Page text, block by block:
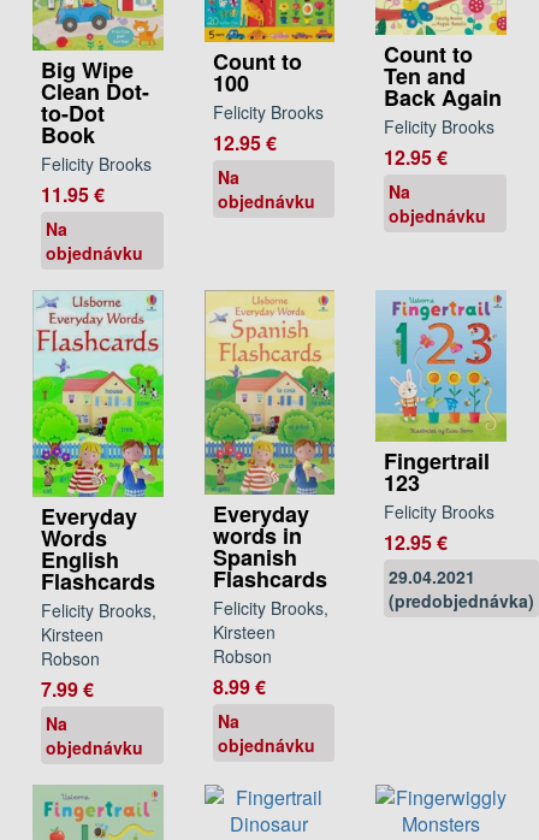
Big Wipe
Clean Dot-
to-Dot
Book
Felicity Brooks
11.95 €
Na
objednávku
Count to
100
Felicity Brooks
12.95 €
Na
objednávku
Count to
Ten and
Back Again
Felicity Brooks
12.95 €
Na
objednávku
Everyday
Words
English
Flashcards
Felicity Brooks,
Kirsteen
Robson
7.99 €
Na
objednávku
Everyday
words in
Spanish
Flashcards
Felicity Brooks,
Kirsteen
Robson
8.99 €
Na
objednávku
Fingertrail
123
Felicity Brooks
12.95 €
29.04.2021
(predobjednávka)